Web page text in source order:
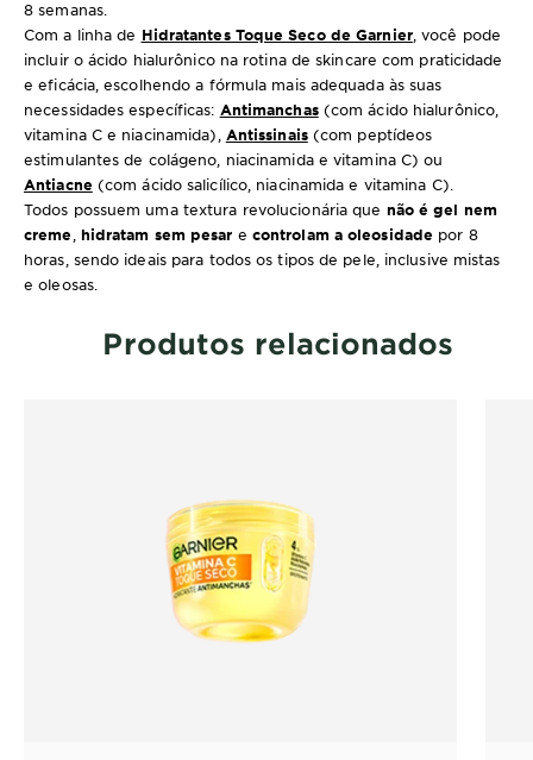
8 semanas.
Com a linha de Hidratantes Toque Seco de Garnier, você pode
incluir o ácido hialurônico na rotina de skincare com praticidade
e eficácia, escolhendo a fórmula mais adequada às suas
necessidades específicas: Antimanchas(com ácido hialurônico,
vitamina C e niacinamida), Antissinais(com peptídeos
estimulantes de colágeno, niacinamida e vitamina C) ou
Antiacne (com ácido salicílico, niacinamida e vitamina C).
Todos possuem uma textura revolucionária que não é gel nem
creme, hidratam sem pesar e controlam a oleosidade por 8
horas, sendo ideais para todos os tipos de pele, inclusive mistas
e oleosas.
Produtos relacionados